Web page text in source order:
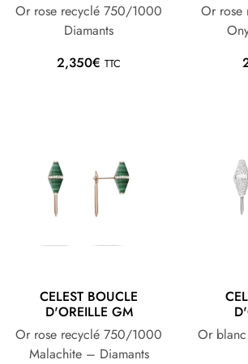
Or rose recyclé 750/1000
Diamants
2,350€ TTC
Or
CELEST BOUCLE
D'OREILLE GM
Or rose recyclé 750/1000
Malachite – Diamants
Or